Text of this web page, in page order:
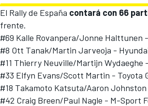
El Rally de España contará con 66
frente.
#69 Kalle Rovanpera/Jonne Halttunen
#8 Ott Tanak/Martin Jarveoja -
#11 Thierry Neuville/Martijn Wydaeghe
#33 Elfyn Evans/Scott Martin - Toyota
#18 Takamoto Katsuta/Aaron Johnston
#42 Craig Breen/Paul Nagle - M-Sport